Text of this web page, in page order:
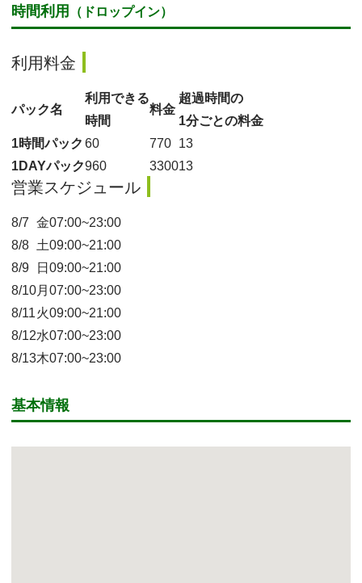
時間利用 （ドロップイン）
利用料金
パック名
利用できる
時間
料金
超過時間の
1分ごとの料金
1時間パック 60 770 13
1DAYパック960 330013
営業スケジュール
8/7 金07:00~23:00
8/8 土09:00~21:00
8/9
日 09:00~21:00
8/10月 07:00~23:00
8/11火09:00~21:00
8/12水07:00~23:00
8/13木07:00~23:00
基本情報